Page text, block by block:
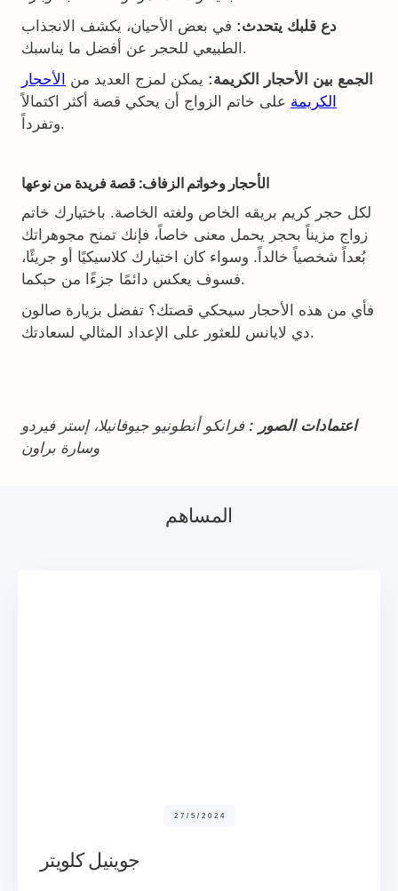
دع قلبك يتحدث: في بعض الأحيان، يكشف الانجذاب
الطبيعي للحجر عن أفضل ما يناسبك.
الجمع بين الأحجار الكريمة: يمكن لمزج العديد من
الأحجار
الكريمة على خاتم الزواج أن يحكي قصة أكثر اكتمالاً
وتفرداً.
الأحجار وخواتم الزفاف: قصة فريدة من نوعها
لكل حجر كريم بريقه الخاص ولغته الخاصة. باختيارك خاتم
زواج مزيناً بحجر يحمل معنى خاصاً، فإنك تمنح مجوهراتك
بُعداً شخصياً خالداً. وسواء كان اختيارك كلاسيكيًا أو جريئًا،
فسوف يعكس دائمًا جزءًا من حبكما.
فأي من هذه الأحجار سيحكي قصتك؟ تفضل بزيارة صالون
دي لايانس للعثور على الإعداد المثالي لسعادتك.
اعتمادات الصور : فرانكو أنطونيو جيوفانيلا، إستر فيردو
وسارة براون
المساهم
27/5/2024
جوينيل كلويتر